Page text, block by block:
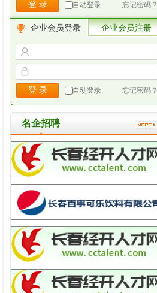
自动登录 忘记密码？
企业会员登录 企业会员注册
自动登录 忘记密码？
名企招聘